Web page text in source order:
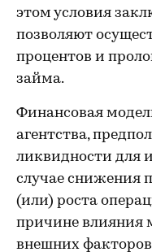
этом условия
позволяют
процентов и
займа.
Финансовая
агентства,
ликвидности для
случае снижения
(или) роста
причине влияния
внешних